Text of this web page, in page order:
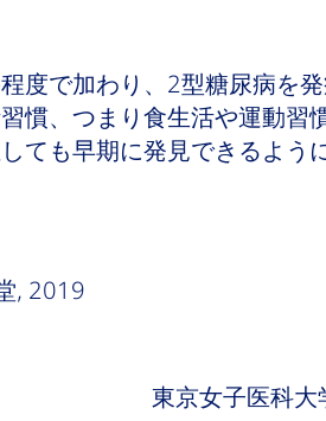
度で加わり、2型糖尿病を
慣、つまり食生活や運動習
ても早期に発見できるよう
, 2019
東京女子医科